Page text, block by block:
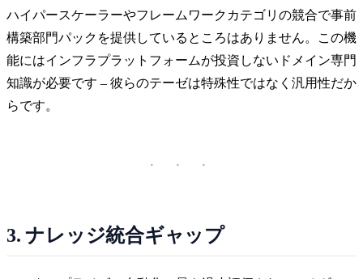
ハイパースケーラーやフレームワークカテゴリの競合で事前
構築部門パックを提供しているところはありません。この機
能にはインフラプラットフォームが投資しないドメイン専門
知識が必要です – 彼らのテーゼは特殊性ではなく汎用性だか
らです。
3. ナレッジ統合ギャップ